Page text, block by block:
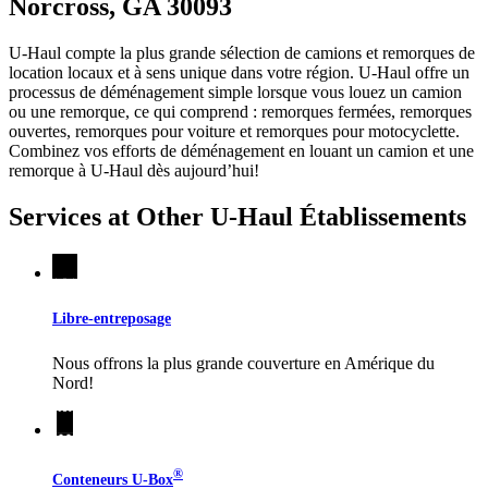
Norcross, GA 30093
U-Haul compte la plus grande sélection de camions et remorques de
location locaux et à sens unique dans votre région. U-Haul offre un
processus de déménagement simple lorsque vous louez un camion
ou une remorque, ce qui comprend : remorques fermées, remorques
ouvertes, remorques pour voiture et remorques pour motocyclette.
Combinez vos efforts de déménagement en louant un camion et une
remorque à U-Haul dès aujourd’hui!
Services at Other U-Haul Établissements
Libre-entreposage
Nous offrons la plus grande couverture en Amérique du
Nord!
Conteneurs U-Box®